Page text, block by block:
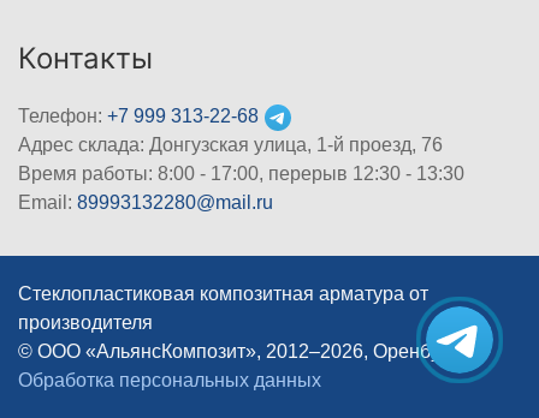
Контакты
Телефон: +7 999 313-22-68
Адрес склада: Донгузская улица, 1-й проезд, 76
Время работы: 8:00 - 17:00, перерыв 12:30 - 13:30
Email: 89993132280@mail.ru
Стеклопластиковая композитная арматура от
производителя
© ООО «АльянсКомпозит», 2012–2026, Оренбург |
Обработка персональных данных